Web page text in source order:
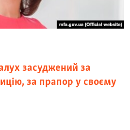
засуджений за
за прапор у своєму